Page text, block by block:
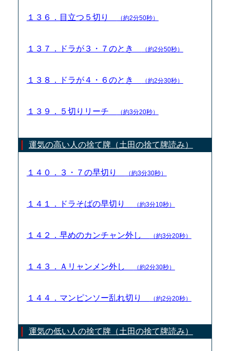
１３６．目立つ５切り （約2分50秒）
１３７．ドラが３・７のとき （約2分50秒）
１３８．ドラが４・６のとき （約2分30秒）
１３９．５切りリーチ （約3分20秒）
運気の高い人の捨て牌（土田の捨て牌読み）
１４０．３・７の早切り （約3分30秒）
１４１．ドラそばの早切り （約3分10秒）
１４２．早めのカンチャン外し （約3分20秒）
１４３．Ａリャンメン外し （約2分30秒）
１４４．マンピンソー乱れ切り （約2分20秒）
運気の低い人の捨て牌（土田の捨て牌読み）